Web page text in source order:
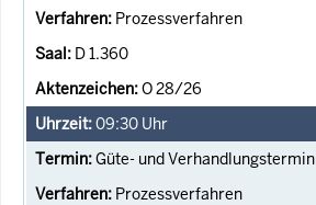
Prozessverfahren
D 1.360
O 28/26
09:30 Uhr
Güte- und Verhandlungstermin
Prozessverfahren